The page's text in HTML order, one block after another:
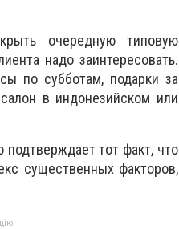
очередную типовую
надо заинтересовать.
по субботам, подарки за
в индонезийском или
тот факт, что
существенных факторов,